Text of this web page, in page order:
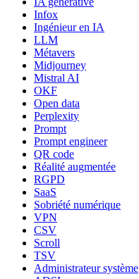
Infox
Ingénieur en IA
LLM
Métavers
Midjourney
Mistral AI
OKF
Open data
Perplexity
Prompt
Prompt engineer
QR code
Réalité augmentée
RGPD
SaaS
Sobriété numérique
VPN
CSV
Scroll
TSV
Administrateur système